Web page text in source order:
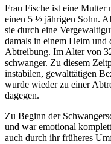
Frau Fische ist eine Mutter
einen 5 ½ jährigen Sohn.
sie durch eine
damals in einem Heim und
Abtreibung. Im Alter von
schwanger. Zu diesem
instabilen, gewalttätigen
wurde wieder zu einer
dagegen.
Zu Beginn der
und war emotional
auch durch ihr früheres